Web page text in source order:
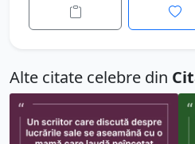
Alte citate celebre din